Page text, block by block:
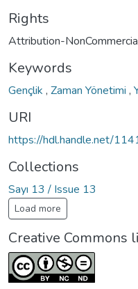
Rights
Attribution-
Keywords
Gençlik , Zaman Yönetimi ,
URI
https://hdl.handle.net/
Collections
Sayı 13 / Issue 13
Load more
Creative Commons